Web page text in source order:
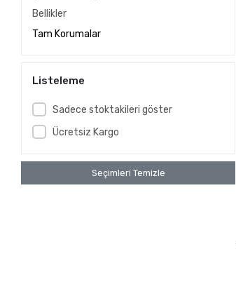
Bellikler
Tam Korumalar
Listeleme
Sadece stoktakileri göster
Ücretsiz Kargo
Seçimleri Temizle